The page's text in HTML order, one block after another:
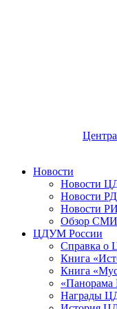
Новости
Новости
Новости
Новости
Обзор СМИ
ЦДУМ России
Справка о
Книга
Книга
«Панорама
Награды